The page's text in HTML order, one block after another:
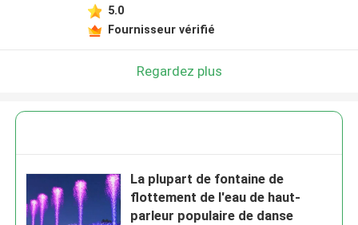
5.0
Fournisseur vérifié
Regardez plus
La plupart de fontaine de
flottement de l'eau de haut-
parleur populaire de danse